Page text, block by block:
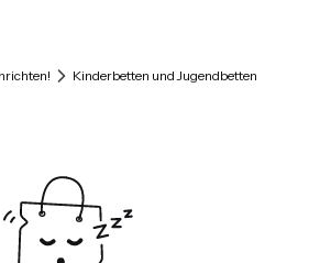
0. Details anzeigen
Kinderbetten und Jugendbetten